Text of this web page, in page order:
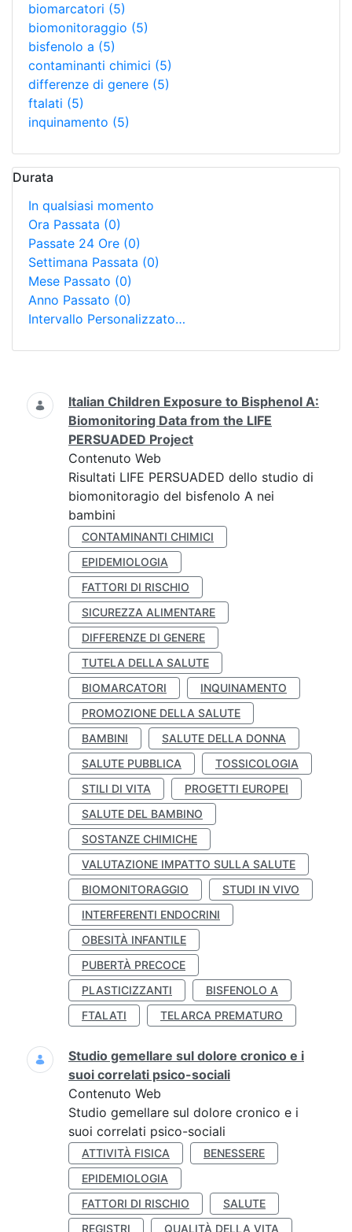
biomarcatori (5)
biomonitoraggio (5)
bisfenolo a (5)
contaminanti chimici (5)
differenze di genere (5)
ftalati (5)
inquinamento (5)
Durata
In qualsiasi momento
Ora Passata (0)
Passate 24 Ore (0)
Settimana Passata (0)
Mese Passato (0)
Anno Passato (0)
Intervallo Personalizzato…
Ricerca
Italian Children Exposure to Bisphenol A:
Biomonitoring Data from the LIFE
PERSUADED Project
Contenuto Web
Risultati LIFE PERSUADED dello studio di
biomonitoragio del bisfenolo A nei
bambini
CONTAMINANTI CHIMICI
EPIDEMIOLOGIA
FATTORI DI RISCHIO
SICUREZZA ALIMENTARE
DIFFERENZE DI GENERE
TUTELA DELLA SALUTE
BIOMARCATORI
INQUINAMENTO
PROMOZIONE DELLA SALUTE
BAMBINI
SALUTE DELLA DONNA
SALUTE PUBBLICA
TOSSICOLOGIA
STILI DI VITA
PROGETTI EUROPEI
SALUTE DEL BAMBINO
SOSTANZE CHIMICHE
VALUTAZIONE IMPATTO SULLA SALUTE
BIOMONITORAGGIO
STUDI IN VIVO
INTERFERENTI ENDOCRINI
OBESITÀ INFANTILE
PUBERTÀ PRECOCE
PLASTICIZZANTI
BISFENOLO A
FTALATI
TELARCA PREMATURO
Studio gemellare sul dolore cronico e i
suoi correlati psico-sociali
Contenuto Web
Studio gemellare sul dolore cronico e i
suoi correlati psico-sociali
ATTIVITÀ FISICA
BENESSERE
EPIDEMIOLOGIA
FATTORI DI RISCHIO
SALUTE
REGISTRI
QUALITÀ DELLA VITA